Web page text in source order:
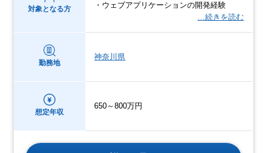
対象となる方
・ウェブアプリケーションの開発経験
…続きを読む
勤務地
神奈川県
想定年収
650～800万円